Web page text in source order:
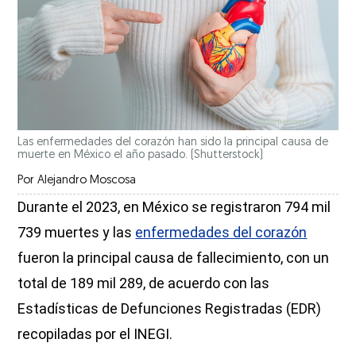
Las enfermedades del corazón han sido la principal causa de
muerte en México el año pasado. (Shutterstock)
Por Alejandro Moscosa
Durante el 2023, en México se registraron 794 mil
739 muertes y las enfermedades del corazón
fueron la principal causa de fallecimiento, con un
total de 189 mil 289, de acuerdo con las
Estadísticas de Defunciones Registradas (EDR)
recopiladas por el INEGI.